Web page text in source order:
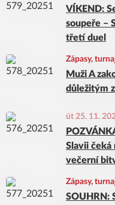
VÍKEND:
soupeře –
třetí duel
Zápasy,
Muži A
důležitým
út 25. 11.
Slavii čeká
večerní
Zápasy,
SOUHRN: